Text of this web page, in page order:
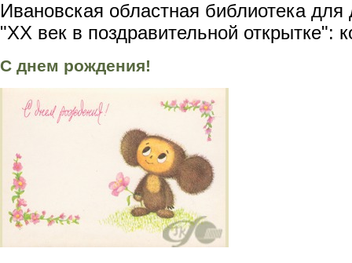
Ивановская областная библиотека
"XX век в поздравительной открытке":
С днем рождения!